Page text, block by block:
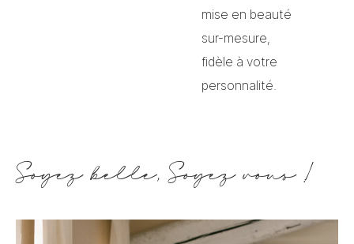
mise en beauté
sur-mesure,
fidèle à votre
personnalité.
Soyez belle, Soyez vous !